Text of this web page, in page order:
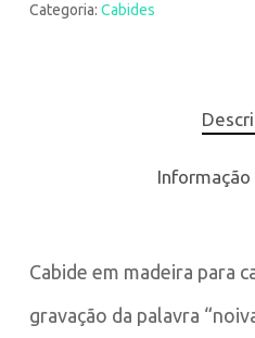
Categoria: Cabides
Cabide em madeira para
gravação da palavra